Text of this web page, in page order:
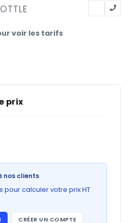
voir les tarifs
prix
nos clients
pour calculer votre prix HT
CRÉER UN COMPTE